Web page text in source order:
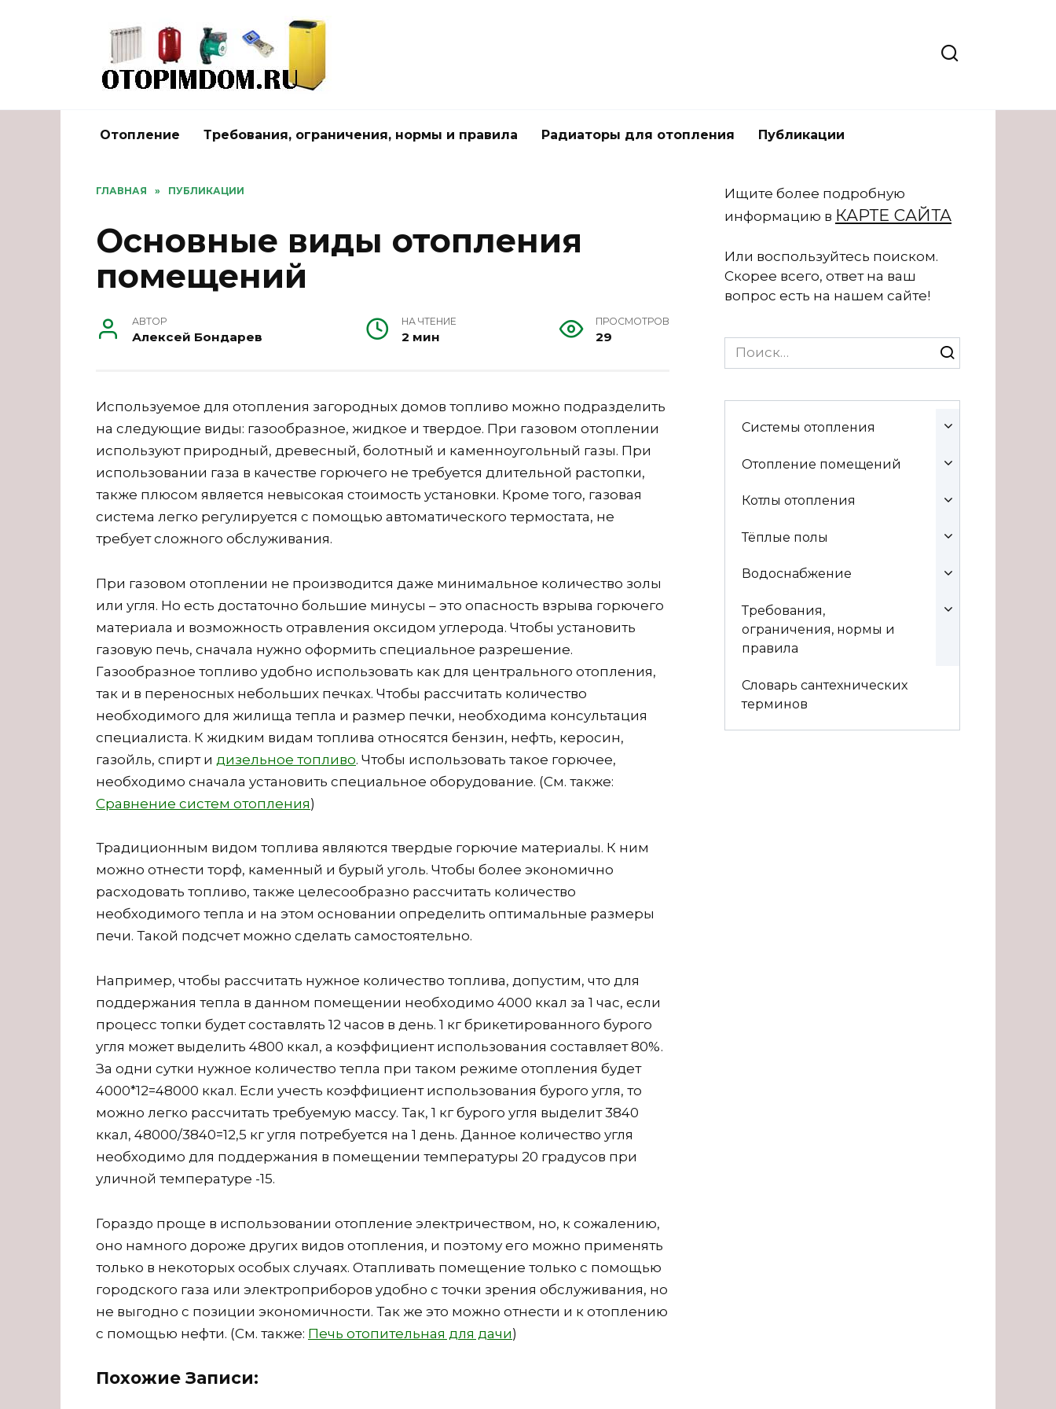
Отопление Требования, ограничения, нормы и правила Радиаторы для отопления Публикации
ГЛАВНАЯ » ПУБЛИКАЦИИ
Основные виды отопления
помещений
АВТОР
Алексей Бондарев
НА ЧТЕНИЕ
2 мин
ПРОСМОТРОВ
29
Используемое для отопления загородных домов топливо можно подразделить
на следующие виды: газообразное, жидкое и твердое. При газовом отоплении
используют природный, древесный, болотный и каменноугольный газы. При
использовании газа в качестве горючего не требуется длительной растопки,
также плюсом является невысокая стоимость установки. Кроме того, газовая
система легко регулируется с помощью автоматического термостата, не
требует сложного обслуживания.
При газовом отоплении не производится даже минимальное количество золы
или угля. Но есть достаточно большие минусы – это опасность взрыва горючего
материала и возможность отравления оксидом углерода. Чтобы установить
газовую печь, сначала нужно оформить специальное разрешение.
Газообразное топливо удобно использовать как для центрального отопления,
так и в переносных небольших печках. Чтобы рассчитать количество
необходимого для жилища тепла и размер печки, необходима консультация
специалиста. К жидким видам топлива относятся бензин, нефть, керосин,
газойль, спирт и дизельное топливо. Чтобы использовать такое горючее,
необходимо сначала установить специальное оборудование. (См. также:
Сравнение систем отопления)
Традиционным видом топлива являются твердые горючие материалы. К ним
можно отнести торф, каменный и бурый уголь. Чтобы более экономично
расходовать топливо, также целесообразно рассчитать количество
необходимого тепла и на этом основании определить оптимальные размеры
печи. Такой подсчет можно сделать самостоятельно.
Например, чтобы рассчитать нужное количество топлива, допустим, что для
поддержания тепла в данном помещении необходимо 4000 ккал за 1 час, если
процесс топки будет составлять 12 часов в день. 1 кг брикетированного бурого
угля может выделить 4800 ккал, а коэффициент использования составляет 80%.
За одни сутки нужное количество тепла при таком режиме отопления будет
4000*12=48000 ккал. Если учесть коэффициент использования бурого угля, то
можно легко рассчитать требуемую массу. Так, 1 кг бурого угля выделит 3840
ккал, 48000/3840=12,5 кг угля потребуется на 1 день. Данное количество угля
необходимо для поддержания в помещении температуры 20 градусов при
уличной температуре -15.
Гораздо проще в использовании отопление электричеством, но, к сожалению,
оно намного дороже других видов отопления, и поэтому его можно применять
только в некоторых особых случаях. Отапливать помещение только с помощью
городского газа или электроприборов удобно с точки зрения обслуживания, но
не выгодно с позиции экономичности. Так же это можно отнести и к отоплению
с помощью нефти. (См. также: Печь отопительная для дачи)
Похожие Записи:
Ищите более подробную
информацию в КАРТЕ САЙТА
Или воспользуйтесь поиском.
Скорее всего, ответ на ваш
вопрос есть на нашем сайте!
Search
for:
Системы отопления
Отопление помещений
Котлы отопления
Тёплые полы
Водоснабжение
Требования,
ограничения, нормы и
правила
Словарь сантехнических
терминов